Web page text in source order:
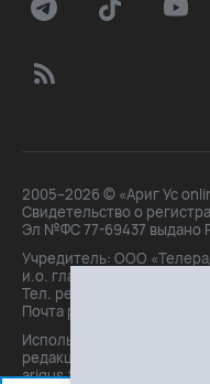
2005–2026 © «Ариг Ус
Свидетельство о
Эл №ФС 77-69437 выдано
Учредитель: ООО
и.о. главного редактора:
Тел. peдakции: +7(3012)21-
Почта peдakции:
Использование
редакции. При
arigus.tv обязательна.